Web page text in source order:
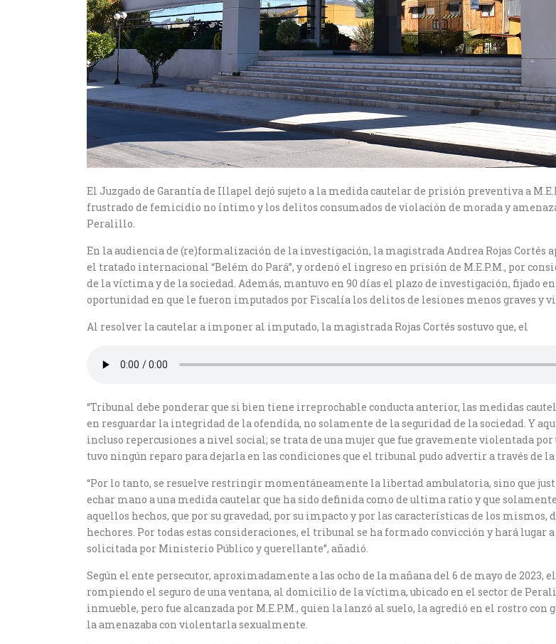
El Juzgado de Garantía de Illapel dejó sujeto a la medida cautelar de prisión preventiva a
frustrado de femicidio no íntimo y los delitos consumados de violación de morada y
Peralillo.
En la audiencia de (re)formalización de la investigación, la magistrada Andrea Rojas Cortés
el tratado internacional “Belém do Pará”, y ordenó el ingreso en prisión de M.E.P.M., por
de la víctima y de la sociedad. Además, mantuvo en 90 días el plazo de investigación, fijado
oportunidad en que le fueron imputados por Fiscalía los delitos de lesiones menos graves y
Al resolver la cautelar a imponer al imputado, la magistrada Rojas Cortés sostuvo que, el
“Tribunal debe ponderar que si bien tiene irreprochable conducta anterior, las medidas
en resguardar la integridad de la ofendida, no solamente de la seguridad de la sociedad. Y
incluso repercusiones a nivel social; se trata de una mujer que fue gravemente violentada
tuvo ningún reparo para dejarla en las condiciones que el tribunal pudo advertir a través de
“Por lo tanto, se resuelve restringir momentáneamente la libertad ambulatoria, sino que
echar mano a una medida cautelar que ha sido definida como de ultima ratio y que
aquellos hechos, que por su gravedad, por su impacto y por las características de los
hechores. Por todas estas consideraciones, el tribunal se ha formado convicción y hará
solicitada por Ministerio Público y querellante”, añadió.
Según el ente persecutor, aproximadamente a las ocho de la mañana del 6 de mayo de 2023,
rompiendo el seguro de una ventana, al domicilio de la víctima, ubicado en el sector de
inmueble, pero fue alcanzada por M.E.P.M., quien la lanzó al suelo, la agredió en el rostro
la amenazaba con violentarla sexualmente.